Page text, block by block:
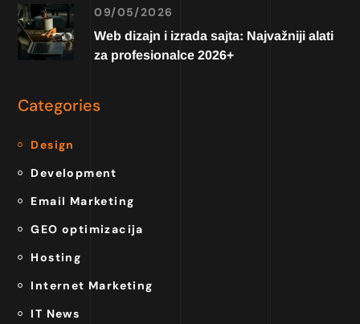
09/05/2026
Web dizajn i izrada sajta: Najvažniji alati
za profesionalce 2026+
Categories
Design
Development
Email Marketing
GEO optimizacija
Hosting
Internet Marketing
IT News